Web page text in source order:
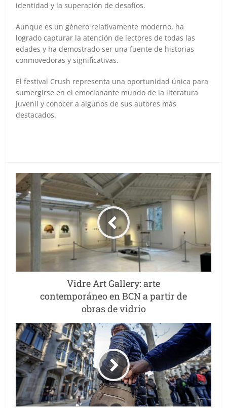
identidad y la superación de desafíos.
Aunque es un género relativamente moderno, ha
logrado capturar la atención de lectores de todas las
edades y ha demostrado ser una fuente de historias
conmovedoras y significativas.
El festival Crush representa una oportunidad única para
sumergirse en el emocionante mundo de la literatura
juvenil y conocer a algunos de sus autores más
destacados.
Vidre Art Gallery: arte
contemporáneo en BCN a partir de
obras de vidrio